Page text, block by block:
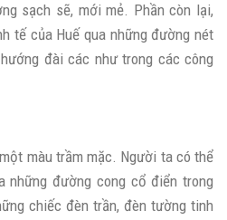
sạch sẽ, mới mẻ. Phần còn lại,
tế của Huế qua những đường nét
đài các như trong các công
màu trầm mặc. Người ta có thể
những đường cong cổ điển trong
chiếc đèn trần, đèn tường tinh